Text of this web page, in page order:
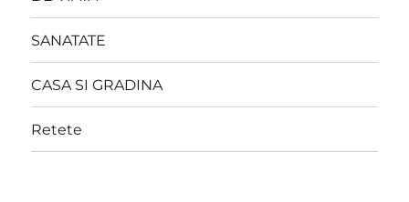
SANATATE
CASA SI GRADINA
Retete